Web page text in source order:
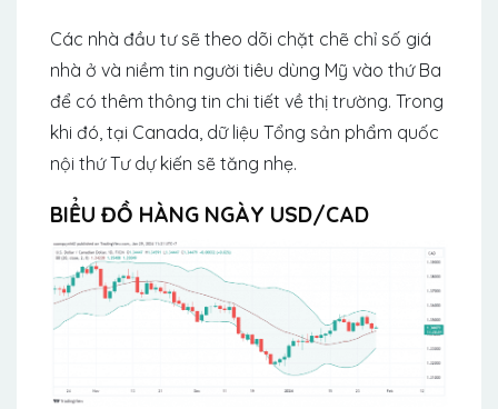
Các nhà đầu tư sẽ theo dõi chặt chẽ chỉ số giá
nhà ở và niềm tin người tiêu dùng Mỹ vào thứ Ba
để có thêm thông tin chi tiết về thị trường. Trong
khi đó, tại Canada, dữ liệu Tổng sản phẩm quốc
nội thứ Tư dự kiến ​​​​sẽ tăng nhẹ.
BIỂU ĐỒ HÀNG NGÀY USD/CAD